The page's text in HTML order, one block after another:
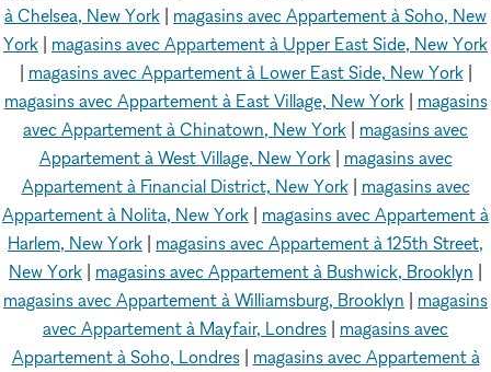
à Chelsea, New York | magasins avec Appartement à Soho, New
York | magasins avec Appartement à Upper East Side, New York
| magasins avec Appartement à Lower East Side, New York|
magasins avec Appartement à East Village, New York| magasins
avec Appartement à Chinatown, New York | magasins avec
Appartement à West Village, New York| magasins avec
Appartement à Financial District, New York| magasins avec
Appartement à Nolita, New York | magasins avec Appartement à
Harlem, New York | magasins avec Appartement à 125th Street,
New York | magasins avec Appartement à Bushwick, Brooklyn |
magasins avec Appartement à Williamsburg, Brooklyn | magasins
avec Appartement à Mayfair, Londres | magasins avec
Appartement à Soho, Londres| magasins avec Appartement à